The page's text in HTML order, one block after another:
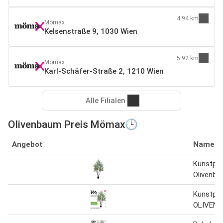
Mömax
Kelsenstraße 9, 1030 Wien
4.94 km
Mömax
Karl-Schäfer-Straße 2, 1210 Wien
5.92 km
Alle Filialen
Olivenbaum Preis Mömax🕒
Angebot Name